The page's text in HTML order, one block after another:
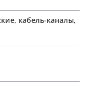
кабель-каналы,